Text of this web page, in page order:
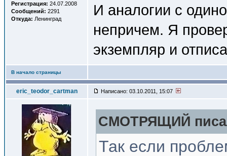
Регистрация: 24.07.2008
Сообщений: 2291
Откуда: Ленинград
И аналогии с
непричем. Я
экземпляр и
В начало страницы
eric_teodor_cartman Написано: 03.10.2011, 15:07
СМОТРЯЩИЙ
Так если